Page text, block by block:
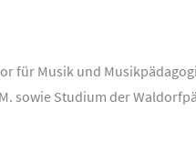
für Musik und
sowie Studium der